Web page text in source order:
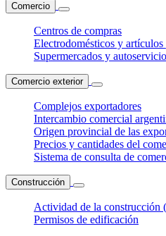
Comercio
Centros de compras
Electrodomésticos y artículos
Supermercados y
Comercio exterior
Complejos exportadores
Intercambio comercial
Origen provincial de las
Precios y cantidades del
Sistema de consulta de
Construcción
Actividad de la construcción
Permisos de edificación